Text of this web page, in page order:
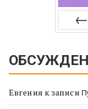
Евгения к записи